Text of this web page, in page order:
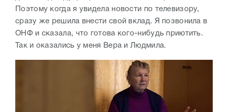
Поэтому когда я увидела новости по телевизору,
сразу же решила внести свой вклад. Я позвонила в
ОНФ и сказала, что готова кого-нибудь приютить.
Так и оказались у меня Вера и Людмила.